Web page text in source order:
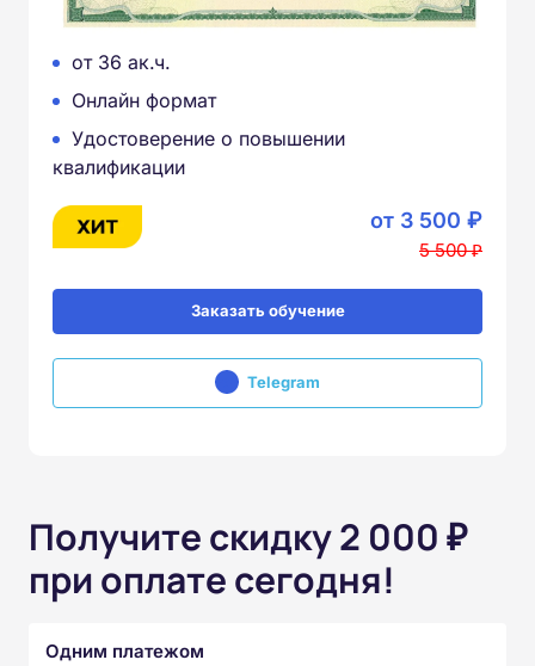
от 36 ак.ч.
Онлайн формат
Удостоверение о повышении
квалификации
от 3 500 ₽
5 500 ₽
Заказать обучение
Telegram
Получите скидку 2 000 ₽
при оплате сегодня!
Одним платежом